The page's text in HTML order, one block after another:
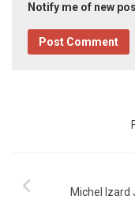
Notify me of new
Michel Izard